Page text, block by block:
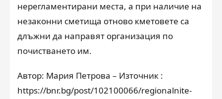
нерегламентирани места, а при наличие на
незаконни сметища отново кметовете са
длъжни да направят организация по
почистването им.
Автор: Мария Петрова – Източник :
https://bnr.bg/post/102100066/regionalnite-